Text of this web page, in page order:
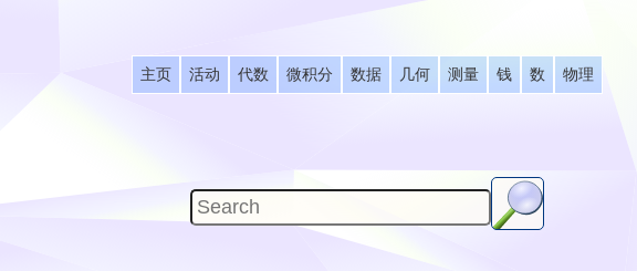
主页 活动 代数 微积分 数据 几何 测量 钱 数 物理